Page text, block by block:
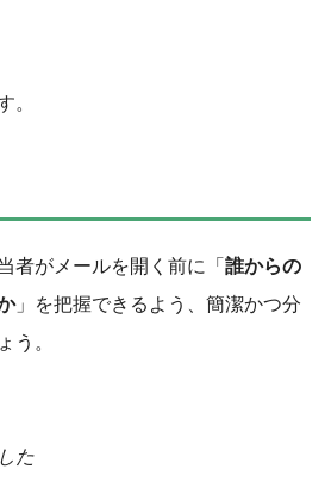
。
者がメールを開く前に「 誰からの
」を把握できるよう、簡潔かつ分
う。
た